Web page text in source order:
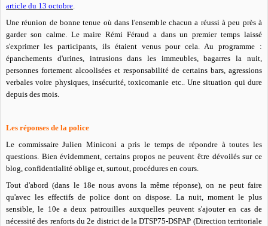
article du 13 octobre.
Une réunion de bonne tenue où dans l'ensemble chacun a réussi à peu près à
garder son calme. Le maire Rémi Féraud a dans un premier temps laissé
s'exprimer les participants, ils étaient venus pour cela. Au programme :
épanchements d'urines, intrusions dans les immeubles, bagarres la nuit,
personnes fortement alcoolisées et responsabilité de certains bars, agressions
verbales voire physiques, insécurité, toxicomanie etc.. Une situation qui dure
depuis des mois.
Les réponses de la police
Le commissaire Julien Miniconi a pris le temps de répondre à toutes les
questions. Bien évidemment, certains propos ne peuvent être dévoilés sur ce
blog, confidentialité oblige et, surtout, procédures en cours.
Tout d'abord (dans le 18e nous avons la même réponse), on ne peut faire
qu'avec les effectifs de police dont on dispose. La nuit, moment le plus
sensible, le 10e a deux patrouilles auxquelles peuvent s'ajouter en cas de
nécessitédes renfortsdu 2e district de la DTSP75-DSPAP (Direction territoriale